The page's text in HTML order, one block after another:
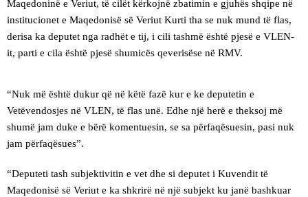
Maqedoninë e Veriut, të cilët kërkojnë zbatimin e gjuhës shqipe në
institucionet e Maqedonisë së Veriut Kurti tha se nuk mund të flas,
derisa ka deputet nga radhët e tij, i cili tashmë është pjesë e VLEN-
it, parti e cila është pjesë shumicës qeverisëse në RMV.
“Nuk më është dukur që në këtë fazë kur e ke deputetin e
Vetëvendosjes në VLEN, të flas unë. Edhe një herë e theksoj më
shumë jam duke e bërë komentuesin, se sa përfaqësuesin, pasi nuk
jam përfaqësues”.
“Deputeti tash subjektivitin e vet dhe si deputet i Kuvendit të
Maqedonisë së Veriut e ka shkrirë në një subjekt ku janë bashkuar